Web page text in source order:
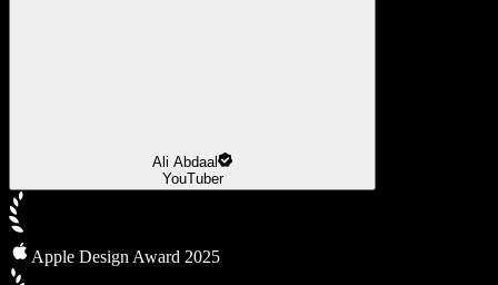
Ali Abdaal
YouTuber
Apple Design Award 2025